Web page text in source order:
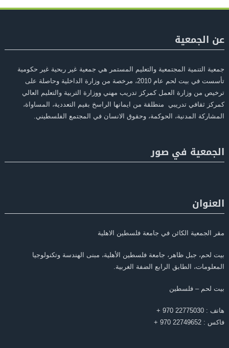
عن الجمعية
جمعية التنمية المجتمعية والتعليم المستمر هي جمعية غير ربحية غير حكومية
تأسست في بيت لحم عام 2010، مرخصة من وزارة الداخلية وحاصلة على
ترخيص من وزارة العمل كمركز تدريب مهني ووزارة التربية والتعليم العالي
كمركز ثقافي تدريبي منطلقة من ايمانها الراسخ بقيم التعددية، المساواة،
المشاركة المدنية، الحوكمة، وحقوق الانسان في المجتمع الفلسطيني.
الجمعية في صور
العنوان
مقر الجمعية الكائن في جامعة فلسطين الاهلية
بيت لحم، جبل ظاهر، جامعة فلسطين الأهلية، مبنى الهندسة وتكنولوجيا
المعلومات، الطابق الرابع الضفة الغربية.
بيت لحم – فلسطين
هاتف : 22775030 970 +
فاكس : 22749652 970 +